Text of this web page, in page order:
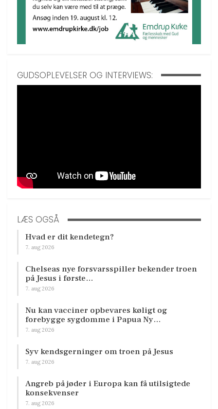
GUDSOPLEVELSER OG INTERVIEWS:
LÆS OGSÅ
Hvad er dit kendetegn?
7. aug 2026
Chelseas nye forsvarsspiller bekender troen
på Jesus i første…
7. aug 2026
Nu kan vacciner opbevares køligt og
forebygge sygdomme i Papua Ny…
7. aug 2026
Syv kendsgerninger om troen på Jesus
7. aug 2026
Angreb på jøder i Europa kan få utilsigtede
konsekvenser
7. aug 2026